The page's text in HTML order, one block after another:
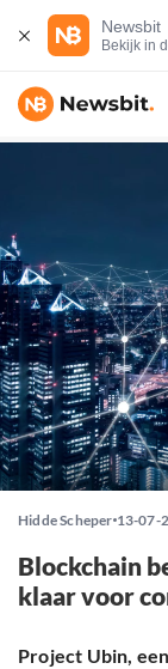
Newsbit
Bekijk in
Hidde Scheper 13-07-
Blockchain
klaar voor
Project Ubin,